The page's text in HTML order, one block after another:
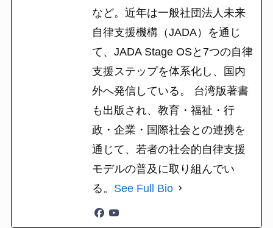
など。近年は一般社団法人未来
自律支援機構（JADA）を通じ
て、JADA Stage OSと7つの自律
支援ステップを体系化し、国内
外へ発信している。 台湾版著書
も出版され、教育・福祉・行
政・企業・国際社会との連携を
通じて、若者の社会的自律支援
モデルの普及に取り組んでい
る。 See Full Bio